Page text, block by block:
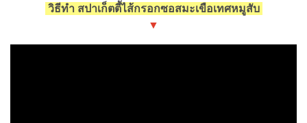
วิธีทำ สปาเก็ตตี้ไส้กรอกซอสมะเขือเทศหมูสับ
▼